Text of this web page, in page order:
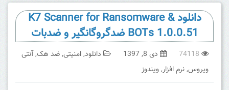
دانلود K7 Scanner for Ransomware &
BOTs 1.0.0.51 ضدگروگانگیر و ضدبات
74118 دی 8, 1397 دانلود,امنیتی,ضد هک,آنتی
ویروس,نرم افزار,ویندوز